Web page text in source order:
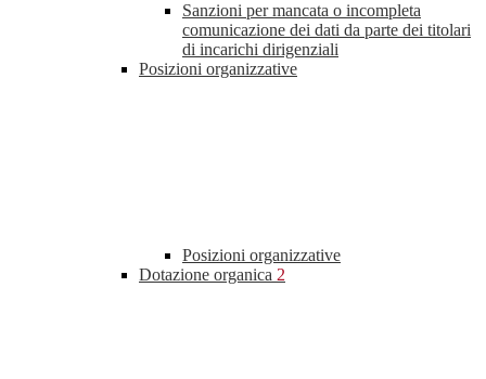
Sanzioni per mancata o incompleta
comunicazione dei dati da parte dei titolari
di incarichi dirigenziali
Posizioni organizzative
Posizioni organizzative
Dotazione organica 2